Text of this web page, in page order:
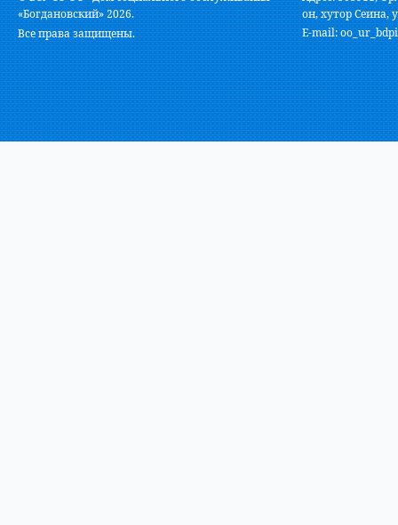
«Богдановский» 2026.
Все права защищены.
он, хутор Сеина,
E-mail: